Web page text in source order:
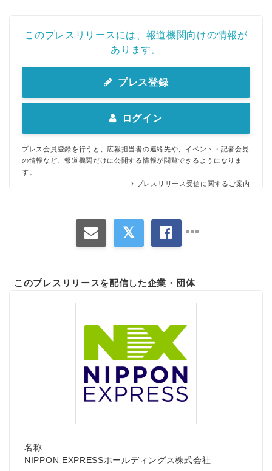
このプレスリリースには、報道機関向けの情報が
あります。
プレス登録
ログイン
プレス会員登録を行うと、広報担当者の連絡先や、イベント・記者会見
の情報など、報道機関だけに公開する情報が閲覧できるようになりま
す。
プレスリリース受信に関するご案内
このプレスリリースを配信した企業・団体
名称
NIPPON EXPRESSホールディングス株式会社